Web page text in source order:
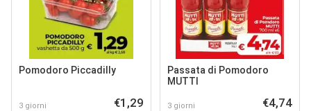
Pomodoro Piccadilly
3 giorni €1,29
Passata di Pomodoro
MUTTI
3 giorni €4,74